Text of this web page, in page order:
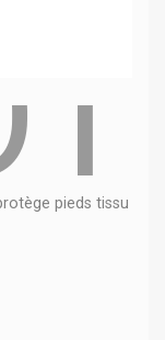
pieds tissu